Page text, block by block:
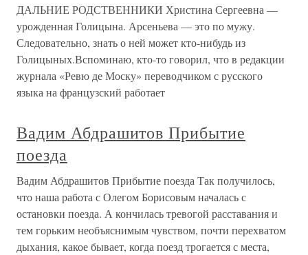
ДАЛЬНИЕ РОДСТВЕННИКИ Христина Сергеевна —
урожденная Голицына. Арсеньева — это по мужу.
Следовательно, знать о ней может кто-нибудь из
Голицыных.Вспоминаю, кто-то говорил, что в редакции
журнала «Ревю де Моску» переводчиком с русского
языка на французский работает
Вадим Абдрашитов Прибытие
поезда
Вадим Абдрашитов Прибытие поезда Так получилось,
что наша работа с Олегом Борисовым началась с
остановки поезда. А кончилась тревогой расставания и
тем горьким необъяснимым чувством, почти перехватом
дыхания, какое бывает, когда поезд трогается с места,